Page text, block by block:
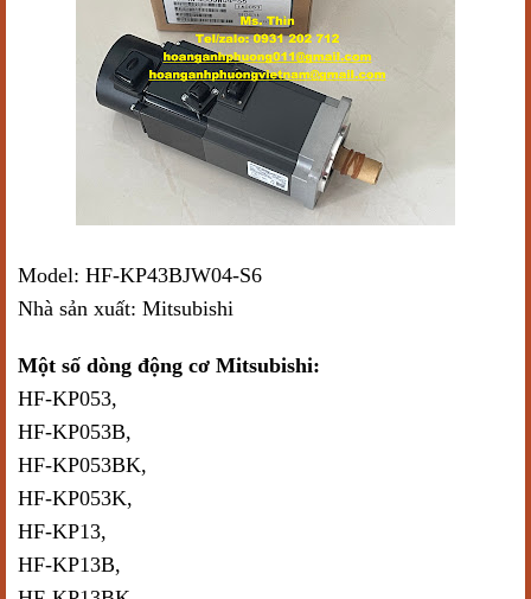
Model: HF-KP43BJW04-S6
Nhà sản xuất: Mitsubishi
Một số dòng động cơ Mitsubishi:
HF-KP053,
HF-KP053B,
HF-KP053BK,
HF-KP053K,
HF-KP13,
HF-KP13B,